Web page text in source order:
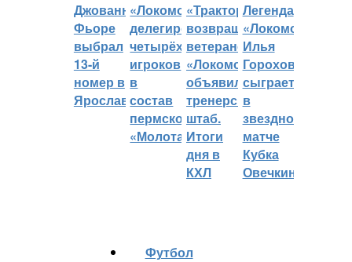
Джованни
Фьоре
выбрал
13-й
номер в
Ярославле
«Локомотив»
делегировал
четырёх
игроков
в
состав
пермского
«Молота»
«Трактор»
возвращает
ветеранов,
«Локомотив»
объявил
тренерский
штаб.
Итоги
дня в
КХЛ
Легенда
«Локомотива»
Илья
Горохов
сыграет
в
звездном
матче
Кубка
Овечкина
Футбол